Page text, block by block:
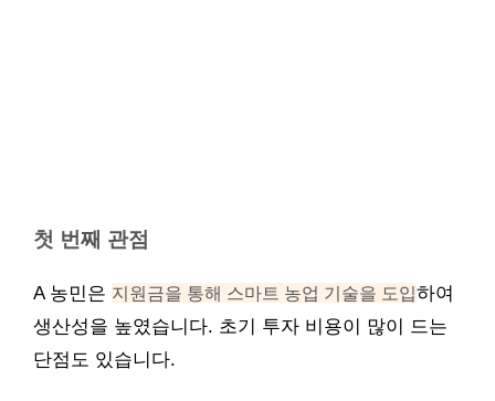
첫 번째 관점
A 농민은 지원금을 통해 스마트 농업 기술을 도입하여
생산성을 높였습니다. 초기 투자 비용이 많이 드는
단점도 있습니다.